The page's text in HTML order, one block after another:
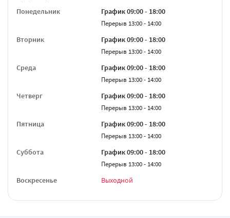
Понедельник График 09:00 - 18:00
Перерыв 13:00 - 14:00
Вторник График 09:00 - 18:00
Перерыв 13:00 - 14:00
Среда График 09:00 - 18:00
Перерыв 13:00 - 14:00
Четверг График 09:00 - 18:00
Перерыв 13:00 - 14:00
Пятница График 09:00 - 18:00
Перерыв 13:00 - 14:00
Суббота График 09:00 - 18:00
Перерыв 13:00 - 14:00
Воскресенье Выходной